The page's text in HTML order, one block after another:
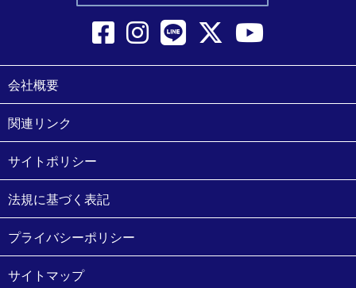
会社概要
関連リンク
サイトポリシー
法規に基づく表記
プライバシーポリシー
サイトマップ